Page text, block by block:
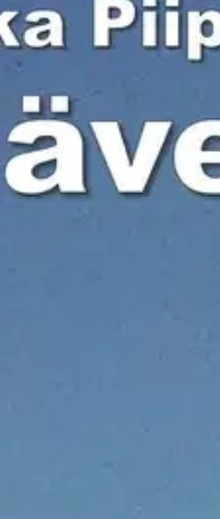
tai